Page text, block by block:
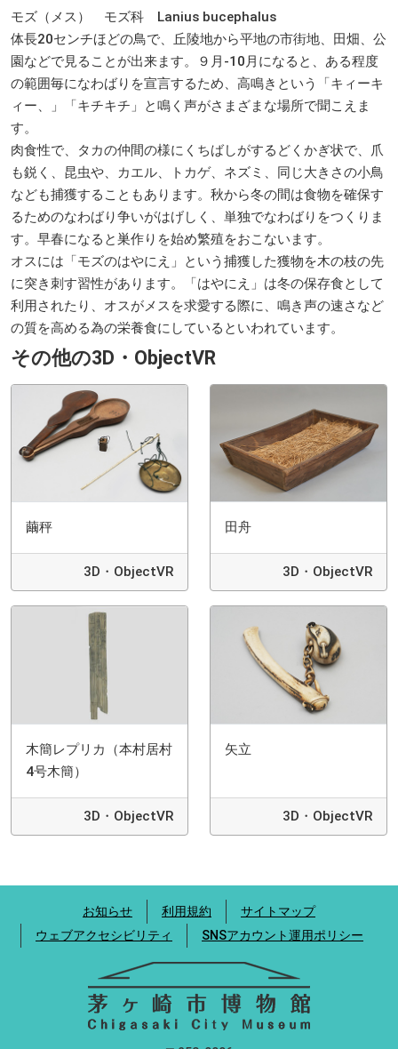
モズ（メス） モズ科 Lanius bucephalus
体長20センチほどの鳥で、丘陵地から平地の市街地、田畑、公
園などで見ることが出来ます。９月-10月になると、ある程度
の範囲毎になわばりを宣言するため、高鳴きという「キィーキ
ィー、」「キチキチ」と鳴く声がさまざまな場所で聞こえま
す。
肉食性で、タカの仲間の様にくちばしがするどくかぎ状で、爪
も鋭く、昆虫や、カエル、トカゲ、ネズミ、同じ大きさの小鳥
なども捕獲することもあります。秋から冬の間は食物を確保す
るためのなわばり争いがはげしく、単独でなわばりをつくりま
す。早春になると巣作りを始め繁殖をおこないます。
オスには「モズのはやにえ」という捕獲した獲物を木の枝の先
に突き刺す習性があります。「はやにえ」は冬の保存食として
利用されたり、オスがメスを求愛する際に、鳴き声の速さなど
の質を高める為の栄養食にしているといわれています。
その他の3D・ObjectVR
繭秤
3D・ObjectVR
田舟
3D・ObjectVR
木簡レプリカ（本村居村
4号木簡）
3D・ObjectVR
矢立
3D・ObjectVR
お知らせ 利用規約
サイトマップ
ウェブアクセシビリティ
SNSアカウント運用ポリシー